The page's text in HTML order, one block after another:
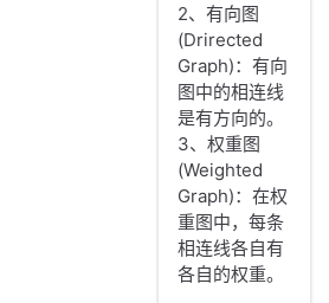
2、有向图
(Drirected
Graph)：有向
图中的相连线
是有方向的。
3、权重图
(Weighted
Graph)：在权
重图中，每条
相连线各自有
各自的权重。